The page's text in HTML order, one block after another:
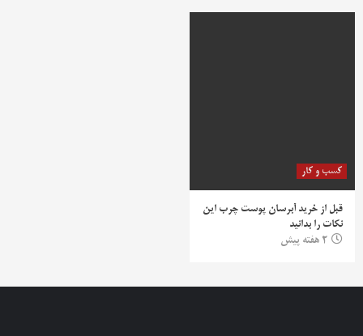
کسب و کار
قبل از خرید آبرسان پوست چرب این
نکات را بدانید
2 هفته پیش